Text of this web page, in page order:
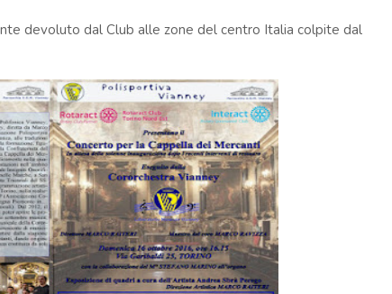
devoluto dal Club alle zone del centro Italia colpite dal